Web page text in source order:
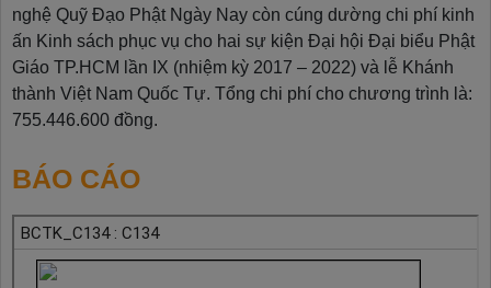
nghệ Quỹ Đạo Phật Ngày Nay còn cúng dường chi phí kinh
ấn Kinh sách phục vụ cho hai sự kiện Đại hội Đại biểu Phật
Giáo TP.HCM lần IX (nhiệm kỳ 2017 – 2022) và lễ Khánh
thành Việt Nam Quốc Tự. Tổng chi phí cho chương trình là:
755.446.600 đồng.
BÁO CÁO